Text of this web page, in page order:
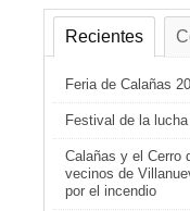
Recientes
Feria de Calañas
Festival de la
Calañas y el Cerro
vecinos de
por el incendio